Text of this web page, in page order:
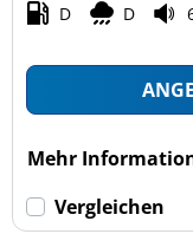
D D
Mehr
Vergleichen